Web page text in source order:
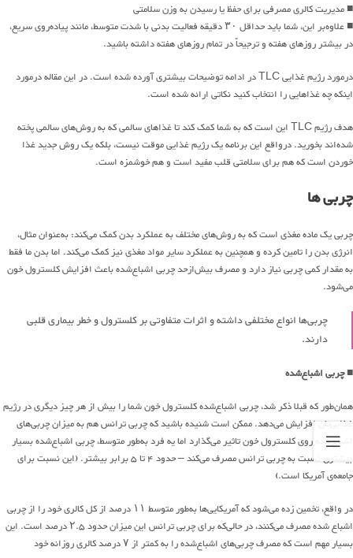
■ مدیریت کالری مصرفی برای حفظ یا رسیدن به وزن سلامتی
■ علاوه‌بر این، شما باید حداقل ۳۰ دقیقه فعالیت بدنی با شدت متوسط، مانند پیاده‌روی سریع،
در بیشتر روزهای هفته و ترجیحاً در تمام روزهای هفته داشته باشید.
درمورد رژیم غذایی TLC در ادامه توضیحات بیشتری آورده شده است. در این مقاله درمورد
اینکه چه غذاهایی را انتخاب کنید نکاتی ارائه شده است.
هدف رژیم TLC این است که به شما کمک کند تا غذاهای سالمی که به روش‌های سالمی پخته
شده‌اند بخورید. درواقع این برنامه یک رژیم غذایی موقت نیست، بلکه یک روش جدید غذا
خوردن است که هم برای سلامتی قلب مفید است و هم خوشمزه است.
چربی ها
چربی یک ماده مغذی است که به روش‌های مختلف به عملکرد بدن کمک می‌کند: به‌عنوان مثال،
انرژی بدن را تامین کرده و همچنین به عملکرد سایر مواد مغذی نیز کمک می‌کند. اما بدن ما فقط
به مقدار کمی چربی نیاز دارد و مصرف بیش‌ازحد چربی اشباع‌شده باعث افزایش کلسترول خون
می‌شود.
چربی‌ها انواع مختلفی داشته و اثرات متفاوتی بر کلسترول و خطر بیماری قلبی
دارند.
■ چربی اشباع‌شده
همان‌طور که قبلا ذکر شد، چربی اشباع‌شده کلسترول خون شما را بیش از هر چیز دیگری در رژیم
غذایی‌تان افزایش می‌دهد. ممکن است شنیده باشید که چربی ترانس هم به میزان چربی‌های
اشباع‌شده روی کلسترول خون تاثیر می‌گذارد اما یه فرد به‌طور متوسط، ​​چربی اشباع‌شده بسیار
بیشتری نسبت به چربی ترانس مصرف می‌کند – حدود ۴ تا ۵ برابر بیشتر. (این نسبت برای
جامعه‌ی آمریکا است.)
در واقع، تخمین زده می‌شود که آمریکایی‌ها به‌طور متوسط ​​۱۱ درصد از کل کالری خود را از چربی
اشباع شده مصرف می‌کنند، در حالی‌که برای چربی ترانس این میزان حدود ۲.۵ درصد است. این
بسیار مهم است که مصرف چربی‌های اشباع‌شده را به کمتر از ۷ درصد کالری روزانه خود